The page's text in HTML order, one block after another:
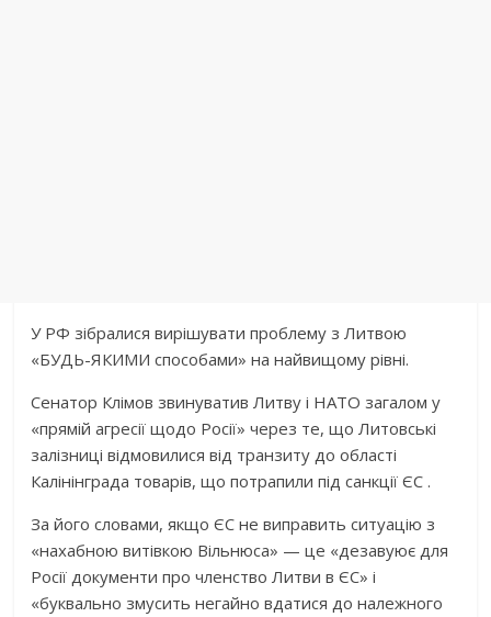
У РФ зібралися вирішувати проблему з Литвою
«БУДЬ-ЯКИМИ способами» на найвищому рівні.
Сенатор Клімов звинуватив Литву і НАТО загалом у
«прямій агресії щодо Росії» через те, що Литовські
залізниці відмовилися від транзиту до області
Калінінграда товарів, що потрапили під санкції ЄС .
За його словами, якщо ЄС не виправить ситуацію з
«нахабною витівкою Вільнюса» — це «дезавуює для
Росії документи про членство Литви в ЄС» і
«буквально змусить негайно вдатися до належного